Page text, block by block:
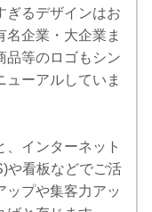
ぎるデザインはお
名企業・大企業ま
品等のロゴもシン
ューアルしていま
、インターネット
や看板などでご活
ップや集客力アッ